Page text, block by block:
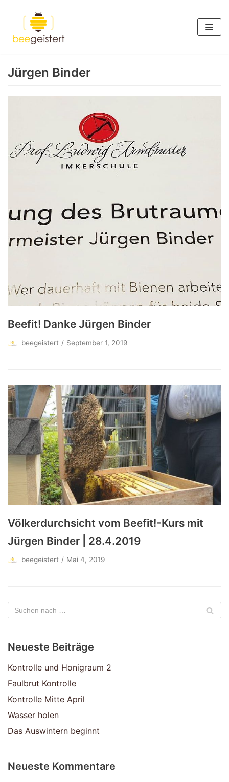
Inhalt
springen
Jürgen Binder
Beefit! Danke Jürgen Binder
beegeistert September 1, 2019
Völkerdurchsicht vom Beefit!-Kurs mit
Jürgen Binder | 28.4.2019
beegeistert Mai 4, 2019
Neueste Beiträge
Kontrolle und Honigraum 2
Faulbrut Kontrolle
Kontrolle Mitte April
Wasser holen
Das Auswintern beginnt
Neueste Kommentare